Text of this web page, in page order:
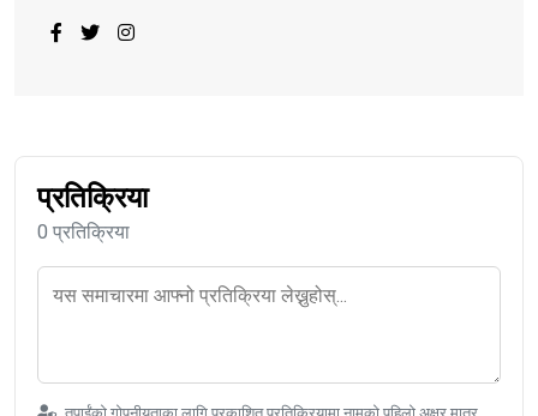
प्रतिक्रिया
0 प्रतिक्रिया